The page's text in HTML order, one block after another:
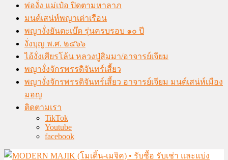
พ่องั่ง แม่เป๋อ ปิดตามหาลาภ
มนต์เสน่ห์พญาเต่าเรือน
พญางั่งยันตะเบ๊ด รุ่นครบรอบ ๑๐ ปี
งั่งบุญ พ.ศ. ๒๕๖๖
ไอ้งั่งเศียรโล้น หลวงปู่สิมมา/อาจารย์เจียม
พญางั่งจักรพรรดิจันทร์เสี้ยว
พญางั่งจักรพรรดิจันทร์เสี้ยว อาจารย์เจียม มนต์เสน่ห์เมือง
มอญ
ติดตามเรา
TikTok
Youtube
facebook